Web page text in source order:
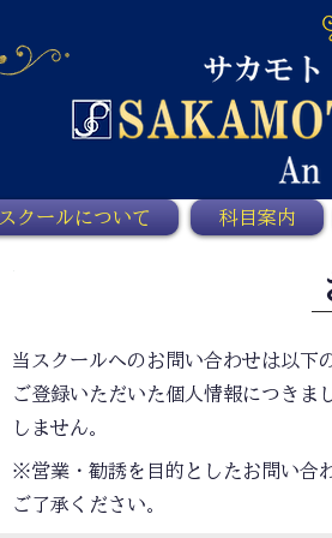
スクールについて 科目案内
当スクールへのお問い合わせは以下
ご登録いただいた個人情報につきま
しません。
※営業・勧誘を目的としたお問い合
ご了承ください。